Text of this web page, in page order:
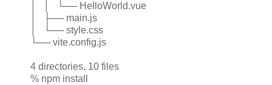
│ │ └── HelloWorld.vue
│ ├── main.js
│ └── style.css
└── vite.config.js
4 directories, 10 files
% npm install